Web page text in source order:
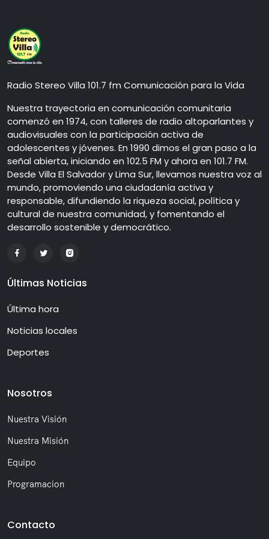
Radio Stereo Villa 101.7 fm Comunicación para la Vida
Nuestra trayectoria en comunicación comunitaria
comenzó en 1974, con talleres de radio altoparlantes y
audiovisuales con la participación activa de
adolescentes y jóvenes. En 1990 dimos el gran paso a la
señal abierta, iniciando en 102.5 FM y ahora en 101.7 FM.
Desde Villa El Salvador y Lima Sur, llevamos nuestra voz al
mundo, promoviendo una ciudadanía activa y
responsable, difundiendo la riqueza social, política y
cultural de nuestra comunidad, y fomentando el
desarrollo sostenible y democrático.
Últimas Noticias
Última hora
Noticias locales
Deportes
Nosotros
Nuestra Visión
Nuestra Misión
Equipo
Programacion
Contacto